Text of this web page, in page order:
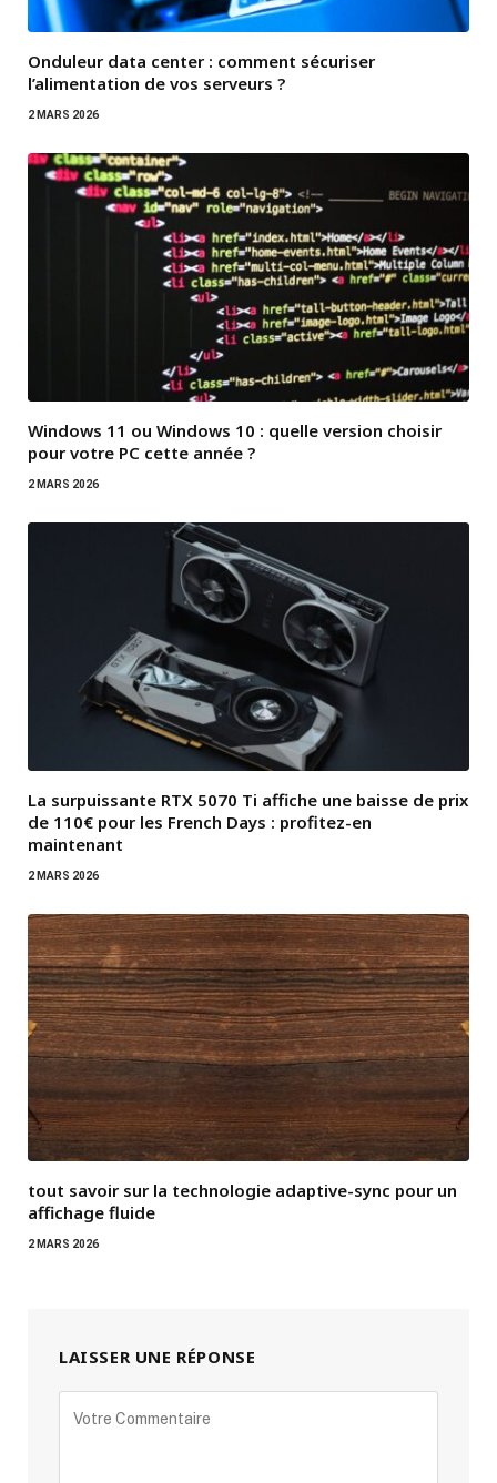
Onduleur data center : comment sécuriser
l’alimentation de vos serveurs ?
2 MARS 2026
Windows 11 ou Windows 10 : quelle version choisir
pour votre PC cette année ?
2 MARS 2026
La surpuissante RTX 5070 Ti affiche une baisse de prix
de 110€ pour les French Days : profitez-en
maintenant
2 MARS 2026
tout savoir sur la technologie adaptive-sync pour un
affichage fluide
2 MARS 2026
LAISSER UNE RÉPONSE